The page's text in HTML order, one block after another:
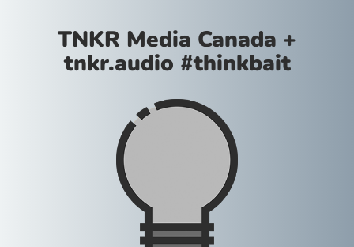
TNKR Media Canada +
tnkr.audio #thinkbait